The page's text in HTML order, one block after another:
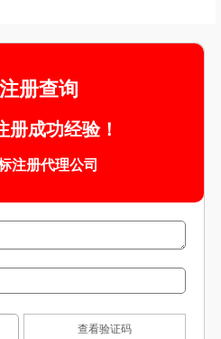
册查询
册成功经验！
注册代理公司
查看验证码